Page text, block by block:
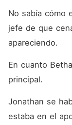
No sabía cómo
jefe de que
apareciendo.
En cuanto
principal.
Jonathan se
estaba en el